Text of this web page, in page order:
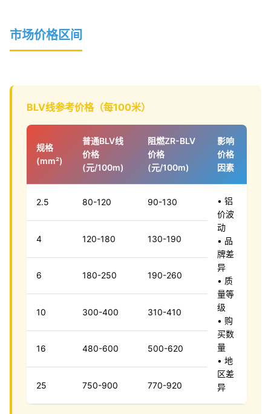
市场价格区间
BLV线参考价格（每100米）
规格
(mm²)
普通BLV线
价格
(元/100m)
阻燃ZR-BLV
价格
(元/100m)
影响
价格
因素
2.5 80-120 90-130
• 铝
价波
动
• 品
牌差
异
• 质
量等
级
• 购
买数
量
• 地
区差
异
4 120-180 130-190
6 180-250 190-260
10 300-400 310-410
16 480-600 500-620
25 750-900 770-920